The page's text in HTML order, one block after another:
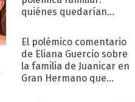
quiénes quedarían
El polémico comentario
de Eliana Guercio sobre
la familia de Juanicar en
Gran Hermano que